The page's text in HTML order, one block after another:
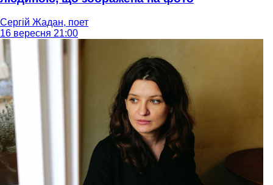
Сергій Жадан, поет
16 вересня 21:00